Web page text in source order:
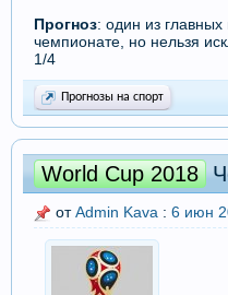
Прогноз: один из
чемпионате, но нельзя
1/4
Прогнозы на спорт
World Cup 2018
от Admin Kava : 6 июн